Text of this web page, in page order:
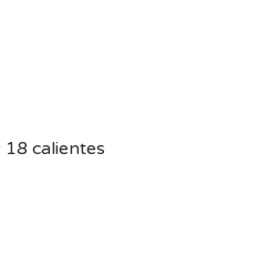
calientes